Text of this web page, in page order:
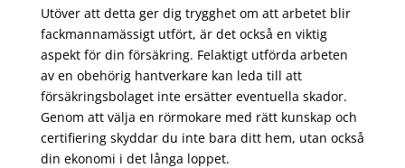
Utöver att detta ger dig trygghet om att arbetet blir
fackmannamässigt utfört, är det också en viktig
aspekt för din försäkring. Felaktigt utförda arbeten
av en obehörig hantverkare kan leda till att
försäkringsbolaget inte ersätter eventuella skador.
Genom att välja en rörmokare med rätt kunskap och
certifiering skyddar du inte bara ditt hem, utan också
din ekonomi i det långa loppet.